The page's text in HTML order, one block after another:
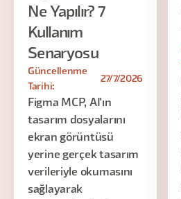
Ne Yapılır? 7
Kullanım
Senaryosu
Güncellenme
Tarihi:
27/7/2026
Figma MCP, AI'ın
tasarım dosyalarını
ekran görüntüsü
yerine gerçek tasarım
verileriyle okumasını
sağlayarak